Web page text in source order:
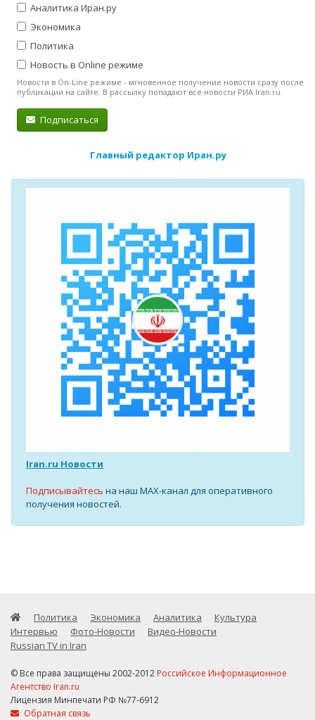
Аналитика Иран.ру
Экономика
Политика
Новость в Online режиме
Новости в On-Line режиме - мгновенное получение новости сразу после
публикации на сайте. В рассылку попадают все новости РИА Iran.ru.
Подписаться
Главный редактор Иран.ру
Iran.ru Новости
Подписывайтесь на наш MAX-канал для оперативного
получения новостей.
Политика Экономика Аналитика
Культура
Интервью
Фото-Новости
Видео-Новости
Russian TV in Iran
© Все права защищены 2002-2012 Российское Информационное
Агентство Iran.ru
Лицензия Минпечати РФ №77-6912
Обратная связь